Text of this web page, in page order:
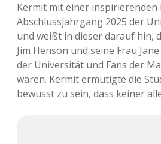
Nur mal so
Täglicher
Visuelles
Adventskalender
Kermit mit einer inspirierenden
Abschlussjahrgang 2025 der
und weißt in dieser darauf hin,
Jim Henson und seine Frau
der Universität und Fans der
waren. Kermit ermutigte die
bewusst zu sein, dass keiner